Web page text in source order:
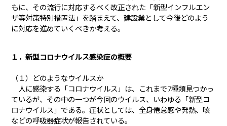
もに、その流行に対応するべく改正された「新型インフルエン
ザ等対策特別措置法」を踏まえて、建設業として今後どのよう
に対応を進めていくべきか考える。
１．新型コロナウイルス感染症の概要
（１）どのようなウイルスか
人に感染する「コロナウイルス」は、これまで7種類見つかっ
ているが、その中の一つが今回のウイルス、いわゆる「新型コ
ロナウイルス」である。症状としては、全身倦怠感や発熱、咳
などの呼吸器症状が報告されている。